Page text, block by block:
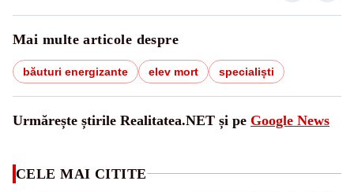
Mai multe articole despre
băuturi energizante elev mort specialiști
Urmărește știrile Realitatea.NET și pe Google News
CELE MAI CITITE